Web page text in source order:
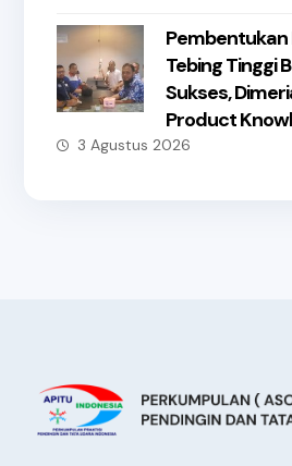
Pembentukan
Tebing Tinggi
Sukses,
Product
3 Agustus 2026